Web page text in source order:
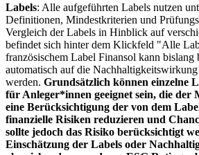
Labels: Alle aufgeführten Labels nutzen
Definitionen, Mindestkriterien und
Vergleich der Labels in Hinblick auf
befindet sich hinter dem Klickfeld "Alle
französischem Label Finansol kann bislang
automatisch auf die Nachhaltigkeitswirkung
werden. Grundsätzlich können einzelne
für Anleger*innen geeignet sein, die der
eine Berücksichtigung der von dem
finanzielle Risiken reduzieren und
sollte jedoch das Risiko berücksichtigt
Einschätzung der Labels oder